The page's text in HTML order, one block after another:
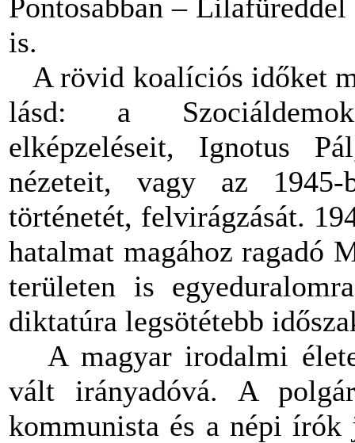
Pontosabban –
is.
A rövid koalíciós időket
lásd: a
elképzeléseit, Ignotus
nézeteit, vagy az 1945-
történetét, felvirágzását.
hatalmat magához ragadó
területen is
diktatúra legsötétebb
A magyar irodalmi
vált irányadóvá. A
kommunista és a népi írók